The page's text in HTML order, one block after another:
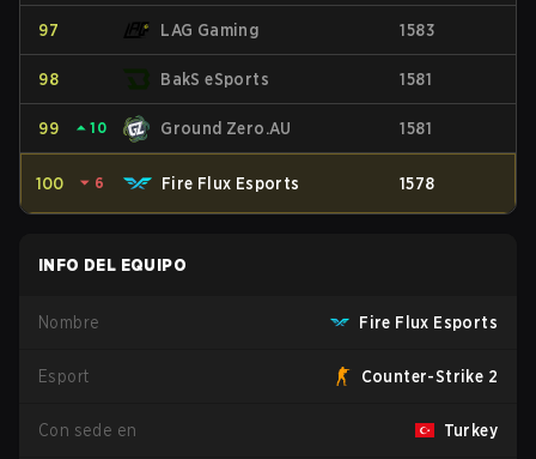
97 LAG Gaming 1583
98 BakS eSports 1581
99 ⏶ 10 Ground Zero.AU 1581
100 ⏷ 6 Fire Flux Esports 1578
INFO DEL EQUIPO
Nombre Fire Flux Esports
Esport Counter-Strike 2
Con sede en Turkey